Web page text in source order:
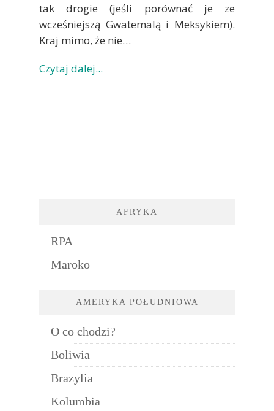
tak drogie (jeśli porównać je ze
wcześniejszą Gwatemalą i Meksykiem).
Kraj mimo, że nie…
Czytaj dalej...
AFRYKA
RPA
Maroko
AMERYKA POŁUDNIOWA
O co chodzi?
Boliwia
Brazylia
Kolumbia